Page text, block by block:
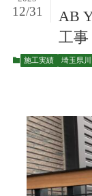
AB
工
12/31
施工実績 埼玉県